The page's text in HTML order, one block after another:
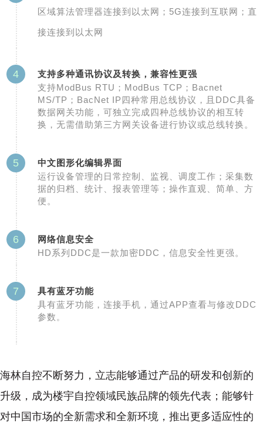
区域算法管理器连接到以太网；5G连接到互联网；直
接连接到以太网
4
支持多种通讯协议及转换，兼容性更强
支持ModBus RTU；ModBus TCP；Bacnet
MS/TP；BacNet IP四种常用总线协议，且DDC具备
数据网关功能，可独立完成四种总线协议的相互转
换，无需借助第三方网关设备进行协议或总线转换。
5
中文图形化编辑界面
运行设备管理的日常控制、监视、调度工作；采集数
据的归档、统计、报表管理等；操作直观、简单、方
便。
6
网络信息安全
HD系列DDC是一款加密DDC，信息安全性更强。
7
具有蓝牙功能
具有蓝牙功能，连接手机，通过APP查看与修改DDC
参数 。
海林自控不断努力，立志能够通过产品的研发和创新的
升级，成为楼宇自控领域民族品牌的领先代表；能够针
对中国市场的全新需求和全新环境，推出更多适应性的